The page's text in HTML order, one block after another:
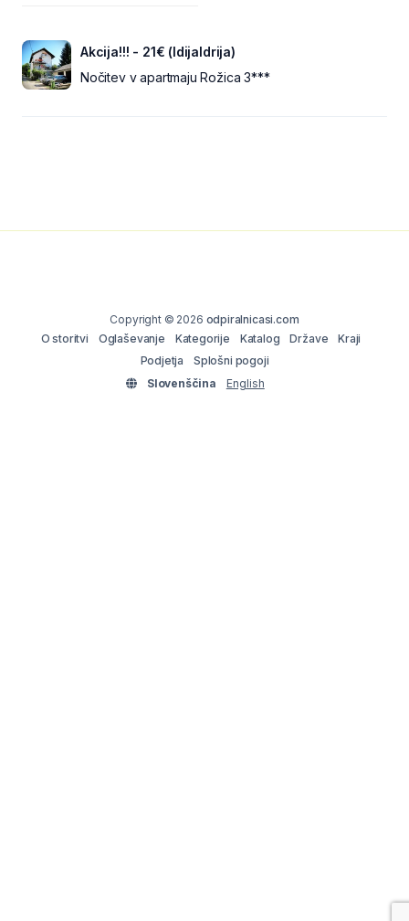
Akcija!!! - 21€ (IdijaIdrija)
Nočitev v apartmaju Rožica 3***
Copyright © 2026 odpiralnicasi.com
O storitvi
Oglaševanje Kategorije Katalog Države
Kraji
Podjetja
Splošni pogoji
Slovenščina
English